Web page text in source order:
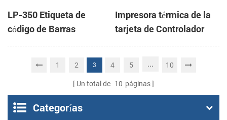
LP-350 Etiqueta de
código de Barras
Impresora Mecanismo
Impresora térmica de la
tarjeta de Controlador
DB-100
1 2 3 4 5 ... 10
Un total de 10 páginas
Categorías